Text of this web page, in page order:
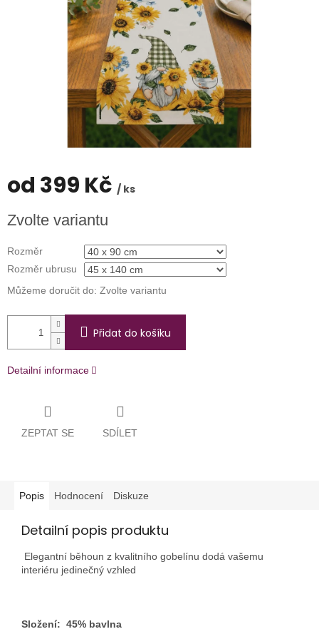
od 399 Kč / ks
cena:
Zvolte variantu
Rozměr
Rozměr ubrusu
Můžeme doručit do: Zvolte variantu
Přidat do košíku
Detailní informace
ZEPTAT SE SDÍLET
Popis Hodnocení Diskuze
Detailní popis produktu
Elegantní běhoun z kvalitního gobelínu dodá vašemu
interiéru jedinečný vzhled
Složení: 45% bavlna